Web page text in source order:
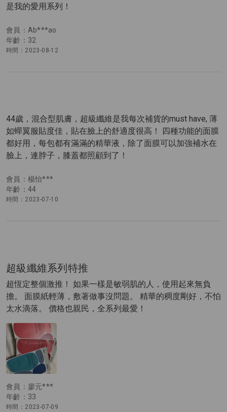
會員：Ab***ao
年齡：32
時間：2023-08-12
是我的愛用系列！
會員：楊怡***
年齡：44
時間：2023-07-10
44歲，混合型肌膚，超級纖維是我每次補貨的must have, 薄
如蟬翼服貼度佳，貼在臉上的舒適度很高！ 四種功能的面膜
都好用，每包都有滿滿的精華液，除了面膜可以加強補水在
臉上，連脖子，膝蓋都照顧到了！
會員：廖元***
年齡：33
時間：2023-07-09
超級纖維系列特推
超恆定整個激推！ 如果一樣是敏弱肌的人，使用起來無負
擔。 面膜紙輕薄，敷著做事沒問題。 精華的稠度剛好，不怕
太水滴落。 價格也親民，全系列最愛！